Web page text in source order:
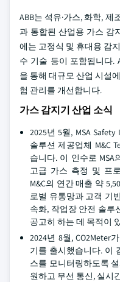
ABB는 석유·가스, 화학,
과 통합된 산업용 가스 감
에는 고정식 및 휴대용 감
수 기술 등이 포함됩니다.
을 통해 대규모 산업 시설
험 관리를 개선합니다.
가스 감지기 산업 소식
2025년 5월, MSA
솔루션 제공업체 M&C
습니다. 이 인수로
고급 가스 측정 및 프
M&C의 연간 매출 약
로벌 유통망과 고객 기
속화, 작업장 안전 솔루
공고히 하는 데 목적이
2024년 8월, CO2Meter
기를 출시했습니다. 이
스를 모니터링하도록
원하고 무선 통신, 실시